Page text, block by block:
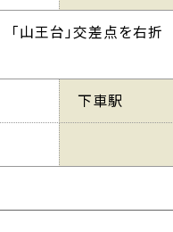
山王台」交差点を
下車駅